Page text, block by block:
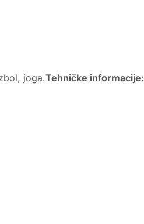
joga.Tehničke informacije: